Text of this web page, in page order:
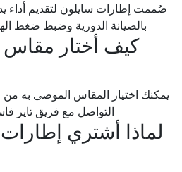
صُممت إطارات سايلون لتقديم أداء
بالصيانة الدورية وضبط ضغط
كيف أختار
يمكنك اختيار المقاس الموصى به من
التواصل مع فريق تاير
لماذا أشتري